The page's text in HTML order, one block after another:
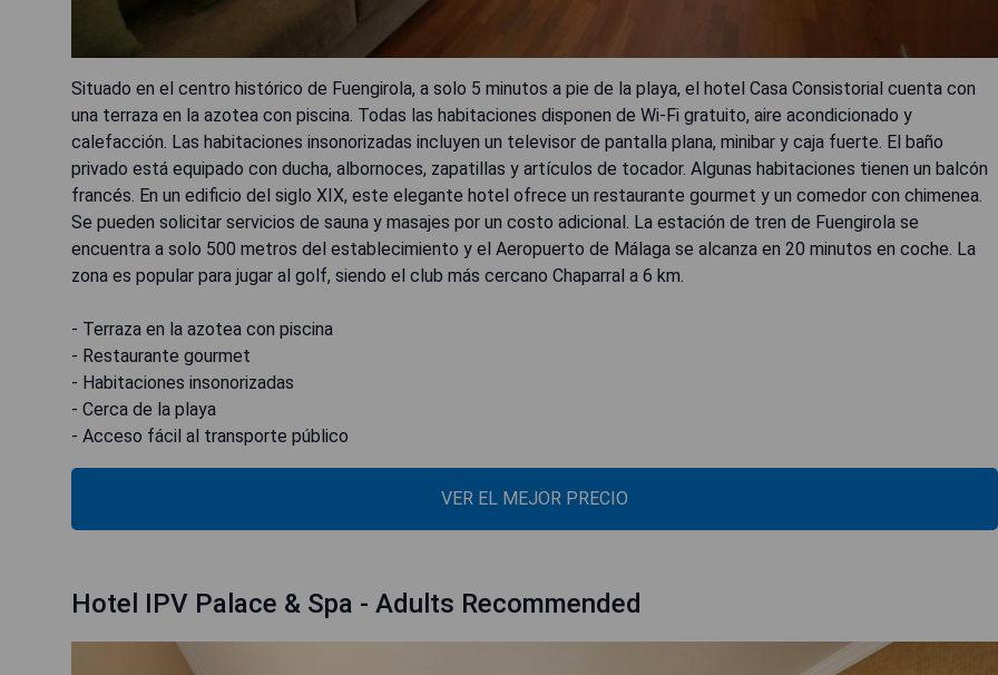
Situado en el centro histórico de Fuengirola, a solo 5 minutos a pie de la playa, el hotel Casa Consistorial cuenta con
una terraza en la azotea con piscina. Todas las habitaciones disponen de Wi-Fi gratuito, aire acondicionado y
calefacción. Las habitaciones insonorizadas incluyen un televisor de pantalla plana, minibar y caja fuerte. El baño
privado está equipado con ducha, albornoces, zapatillas y artículos de tocador. Algunas habitaciones tienen un balcón
francés. En un edificio del siglo XIX, este elegante hotel ofrece un restaurante gourmet y un comedor con chimenea.
Se pueden solicitar servicios de sauna y masajes por un costo adicional. La estación de tren de Fuengirola se
encuentra a solo 500 metros del establecimiento y el Aeropuerto de Málaga se alcanza en 20 minutos en coche. La
zona es popular para jugar al golf, siendo el club más cercano Chaparral a 6 km.
- Terraza en la azotea con piscina
- Restaurante gourmet
- Habitaciones insonorizadas
- Cerca de la playa
- Acceso fácil al transporte público
VER EL MEJOR PRECIO
Hotel IPV Palace & Spa - Adults Recommended